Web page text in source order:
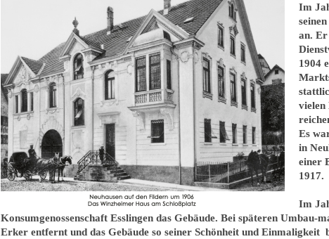
Im
an. Er
1904
vielen
Es
in
einer
1917.
Im
Konsumgenossenschaft Esslingen das Gebäude. Bei späteren Umbau-
Erker entfernt und das Gebäude so seiner Schönheit und Einmaligkeit